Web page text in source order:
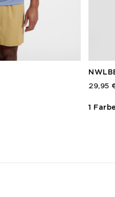
29,95
1 Farbe